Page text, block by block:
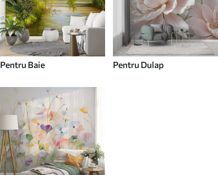
Pentru Baie Pentru Dulap